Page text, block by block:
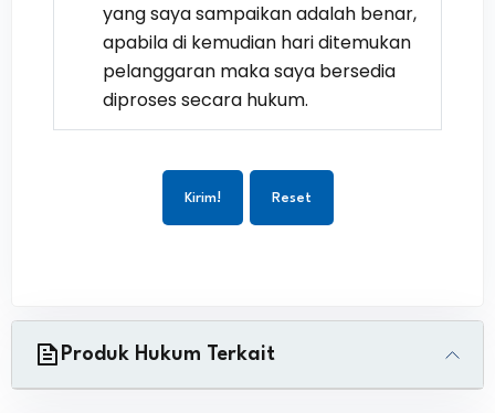
yang saya sampaikan adalah benar,
apabila di kemudian hari ditemukan
pelanggaran maka saya bersedia
diproses secara hukum.
Kirim! Reset
Produk Hukum Terkait